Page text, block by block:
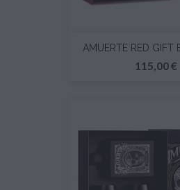
AMUERTE RED GIFT
Prezzo
115,00 €